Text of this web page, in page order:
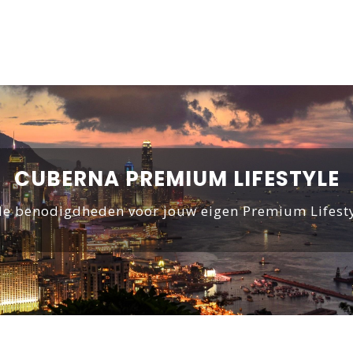
CUBERNA PREMIUM LIFESTYLE
benodigdheden voor jouw eigen Premium